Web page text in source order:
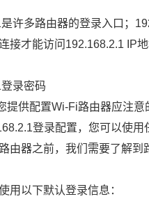
许多路由器的登录入口；
接才能访问192.168.2.1 IP
录密码
提供配置Wi-Fi路由器应注
登录配置，您可以使
由器之前，我们需要了解到
用以下默认登录信息：